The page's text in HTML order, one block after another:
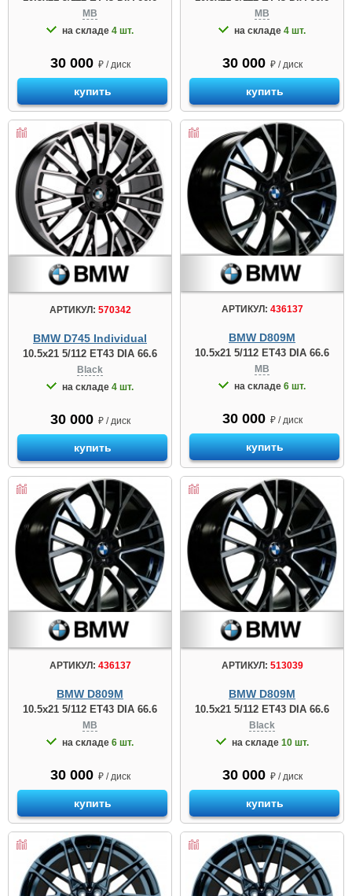
MB
на складе 4 шт.
30 000 ₽ / диск
купить
MB
на складе 4 шт.
30 000 ₽ / диск
купить
АРТИКУЛ: 570342
BMW D745 Individual
10.5x21 5/112 ET43 DIA 66.6
Black
на складе 4 шт.
30 000 ₽ / диск
купить
АРТИКУЛ: 436137
BMW D809М
10.5x21 5/112 ET43 DIA 66.6
MB
на складе 6 шт.
30 000 ₽ / диск
купить
АРТИКУЛ: 436137
BMW D809М
10.5x21 5/112 ET43 DIA 66.6
MB
на складе 6 шт.
30 000 ₽ / диск
купить
АРТИКУЛ: 513039
BMW D809М
10.5x21 5/112 ET43 DIA 66.6
Black
на складе 10 шт.
30 000 ₽ / диск
купить